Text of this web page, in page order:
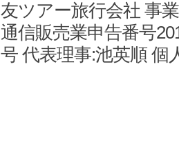
友ツアー旅行会社 事
通信販売業申告番号
号 代表理事:池英順 個